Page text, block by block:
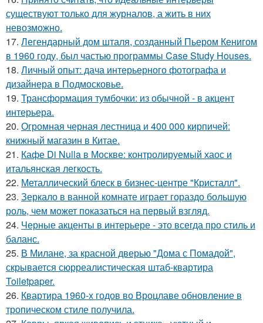
существуют только для журналов, а жить в них
невозможно.
17. Легендарный дом шталя, созданный Пьером Кенигом
в 1960 году, был частью программы Case Study Houses.
18. Личный опыт: дача интерьерного фотографа и
дизайнера в Подмосковье.
19. Трансформация тумбочки: из обычной - в акцент
интерьера.
20. Огромная черная лестница и 400 000 кирпичей:
книжный магазин в Китае.
21. Кафе Di Nulla в Москве: контролируемый хаос и
итальянская легкость.
22. Металлический блеск в бизнес-центре "Кристалл".
23. Зеркало в ванной комнате играет гораздо большую
роль, чем может показаться на первый взгляд.
24. Черные акценты в интерьере - это всегда про стиль и
баланс.
25. В Милане, за красной дверью "Дома с Помадой",
скрывается сюрреалистическая штаб-квартира
Toiletpaper.
26. Квартира 1960-х годов во Вроцлаве обновление в
тропическом стиле получила.